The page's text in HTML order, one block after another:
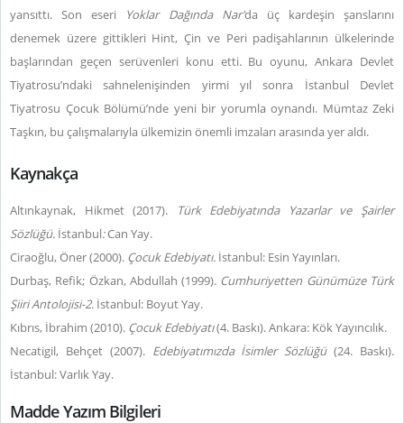
yansıttı. Son eseri Yoklar Dağında Nar'da
üç kardeşin şanslarını
denemek üzere gittikleri Hint, Çin ve Peri padişahlarının ülkelerinde
başlarından geçen serüvenleri konu etti. Bu oyunu, Ankara Devlet
Tiyatrosu’ndaki sahnelenişinden yirmi yıl sonra İstanbul Devlet
Tiyatrosu Çocuk Bölümü’nde yeni bir yorumla oynandı. Mümtaz Zeki
Taşkın, bu çalışmalarıyla ülkemizin önemli imzaları arasında yer aldı.
Kaynakça
Altınkaynak, Hikmet (2017).
Türk Edebiyatında Yazarlar ve Şairler
Sözlüğü. İstanbul:Can Yay.
Ciraoğlu, Öner (2000). Çocuk Edebiyatı. İstanbul: Esin Yayınları.
Durbaş, Refik; Özkan, Abdullah (1999). Cumhuriyetten Günümüze Türk
Şiiri Antolojisi-2. İstanbul: Boyut Yay.
Kıbrıs, İbrahim (2010). Çocuk Edebiyatı(4. Baskı). Ankara: Kök Yayıncılık.
Necatigil, Behçet (2007). Edebiyatımızda İsimler Sözlüğü(24. Baskı).
İstanbul: Varlık Yay.
Madde Yazım Bilgileri